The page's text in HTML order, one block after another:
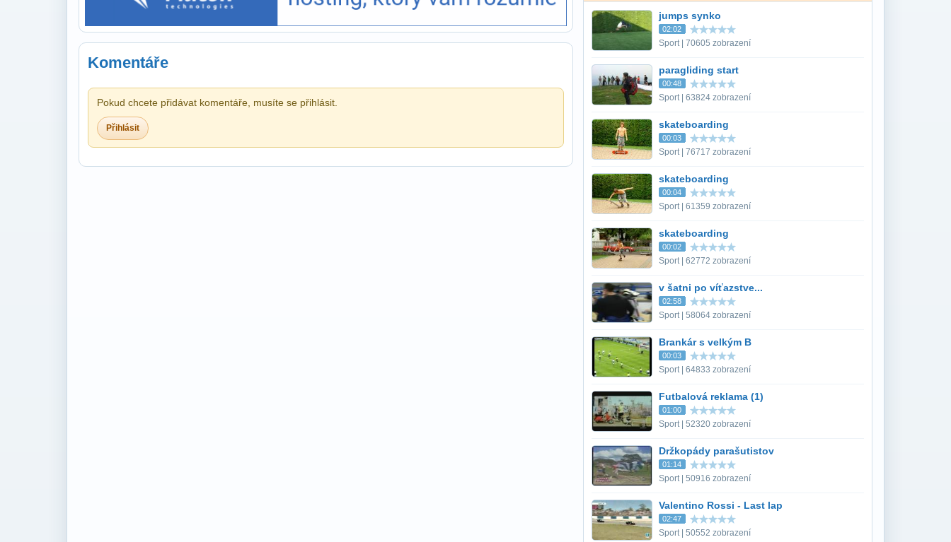
Komentáře
Pokud chcete přidávat komentáře, musíte se přihlásit.
Přihlásit
jumps synko
02:02
Sport | 70605 zobrazení
paragliding start
00:48
Sport | 63824 zobrazení
skateboarding
00:03
Sport | 76717 zobrazení
skateboarding
00:04
Sport | 61359 zobrazení
skateboarding
00:02
Sport | 62772 zobrazení
v šatni po víťazstve...
02:58
Sport | 58064 zobrazení
Brankár s velkým B
00:03
Sport | 64833 zobrazení
Futbalová reklama (1)
01:00
Sport | 52320 zobrazení
Držkopády parašutistov
01:14
Sport | 50916 zobrazení
Valentino Rossi - Last lap
02:47
Sport | 50552 zobrazení